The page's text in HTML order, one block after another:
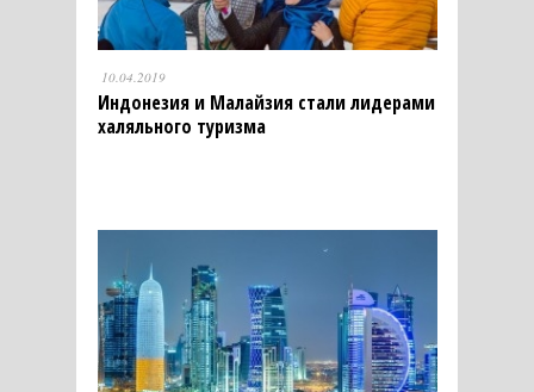
10.04.2019
Индонезия и Малайзия стали лидерами
халяльного туризма